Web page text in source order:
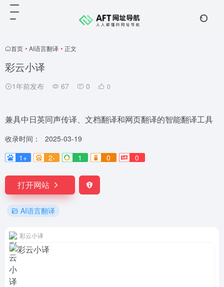
首页 • AI语言翻译 • 正文
彩云小译
1年前发布 67 0 0
兼具中日英同声传译、文档翻译和网页翻译的智能翻译工具
收录时间：
2025-03-19
1+
2- 1 0 0
打开网站
AI语言翻译
彩云小译